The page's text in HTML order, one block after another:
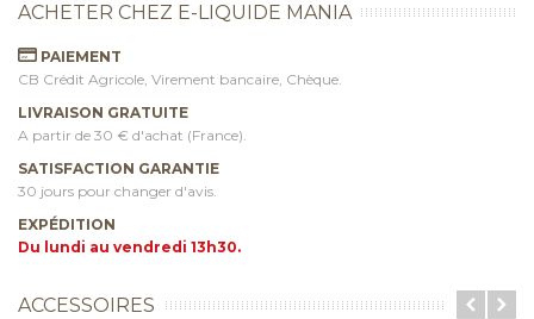
ACHETER CHEZ E-LIQUIDE MANIA
PAIEMENT
CB Crédit Agricole, Virement bancaire, Chèque.
LIVRAISON GRATUITE
A partir de 30 € d'achat (France).
SATISFACTION GARANTIE
30 jours pour changer d'avis.
EXPÉDITION
Du lundi au vendredi 13h30.
ACCESSOIRES